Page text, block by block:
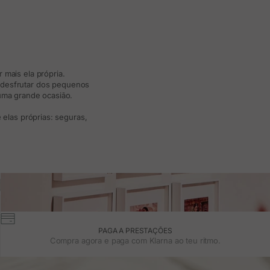
mais ela própria.
dos pequenos
grande ocasião.
próprias: seguras,
PAGA A PRESTAÇÕES
Compra agora e paga com Klarna ao teu ritmo.